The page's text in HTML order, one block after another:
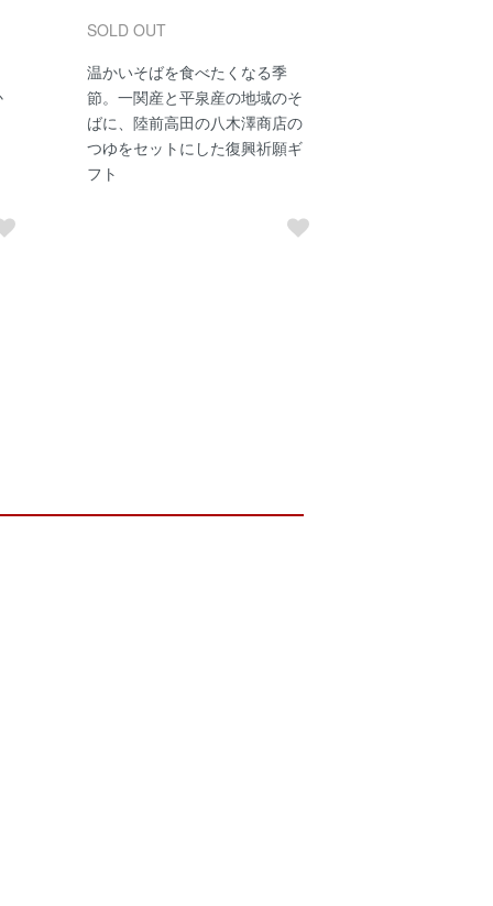
SOLD OUT
温かいそばを食べたくなる季
節。一関産と平泉産の地域のそ
ばに、陸前高田の八木澤商店の
つゆをセットにした復興祈願ギ
フト